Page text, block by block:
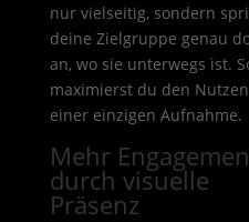
nur vielseitig, sondern
deine Zielgruppe genau
an, wo sie unterwegs ist.
maximierst du den Nutzen
einer einzigen Aufnahme.
Mehr
durch visuelle
Präsenz